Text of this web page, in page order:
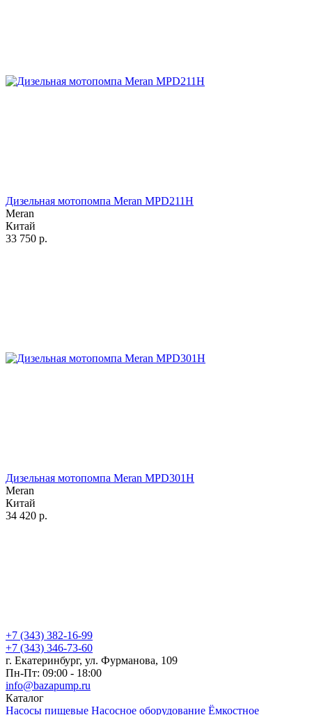
Дизельная мотопомпа Meran MPD211H
Meran
Китай
33 750 р.
Дизельная мотопомпа Meran MPD301H
Meran
Китай
34 420 р.
+7 (343) 382-16-99
+7 (343) 346-73-‬60
г. Екатеринбург, ул. Фурманова, 109
Пн-Пт: 09:00 - 18:00
info@bazapump.ru
Каталог
Насосы пищевые Насосное оборудование Ёмкостное